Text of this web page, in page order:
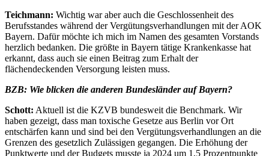
Teichmann: Wichtig war aber auch die Geschlossenheit des
Berufsstandes während der Vergütungsverhandlungen mit der AOK
Bayern. Dafür möchte ich mich im Namen des gesamten Vorstands
herzlich bedanken. Die größte in Bayern tätige Krankenkasse hat
erkannt, dass auch sie einen Beitrag zum Erhalt der
flächendeckenden Versorgung leisten muss.
BZB: Wie blicken die anderen Bundesländer auf Bayern?
Schott: Aktuell ist die KZVB bundesweit die Benchmark. Wir
haben gezeigt, dass man toxische Gesetze aus Berlin vor Ort
entschärfen kann und sind bei den Vergütungsverhandlungen an die
Grenzen des gesetzlich Zulässigen gegangen. Die Erhöhung der
Punktwerte und der Budgets musste ja 2024 um 1,5 Prozentpunkte